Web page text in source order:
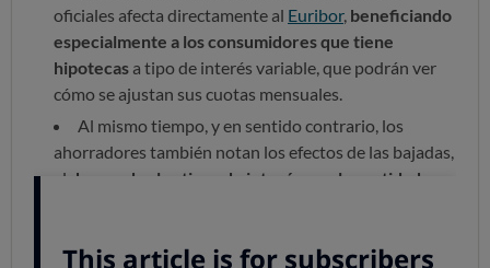
oficiales afecta directamente al Euribor, beneficiando
especialmente a los consumidores que tiene
hipotecas a tipo de interés variable, que podrán ver
cómo se ajustan sus cuotas mensuales.
Al mismo tiempo, y en sentido contrario, los
ahorradores también notan los efectos de las bajadas,
al descender los tipos de interés que las entidades
Préstamos al consumo: no tan